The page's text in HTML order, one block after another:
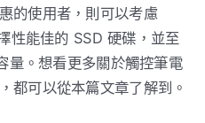
的使用者，則可以考慮
性能佳的 SSD 硬碟，並至
量。想看更多關於觸控筆電
都可以從本篇文章了解到。